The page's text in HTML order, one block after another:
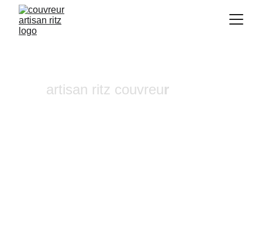
artisan ritz couvreur